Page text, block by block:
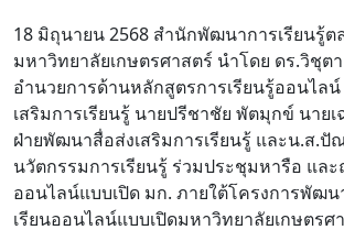
18 มิถุนายน 2568 สำนักพัฒนาการเรียนรู้ต
มหาวิทยาลัยเกษตรศาสตร์ นำโดย ดร.วิชุต
อำนวยการด้านหลักสูตรการเรียนรู้ออนไล
เสริมการเรียนรู้ นายปรีชาชัย พัตมุกข์ นาย
ฝ่ายพัฒนาสื่อส่งเสริมการเรียนรู้ และน.ส.ปั
นวัตกรรมการเรียนรู้ ร่วมประชุมหารือ แล
ออนไลน์แบบเปิด มก. ภายใต้โครงการพัฒ
เรียนออนไลน์แบบเปิดมหาวิทยาลัยเกษตรศ